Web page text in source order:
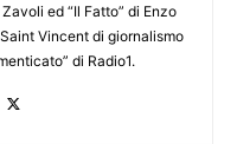
ed “Il Fatto” di Enzo
Vincent di giornalismo
di Radio1.